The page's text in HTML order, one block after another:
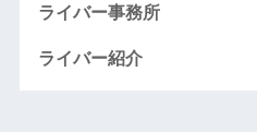
ライバー事務所
ライバー紹介